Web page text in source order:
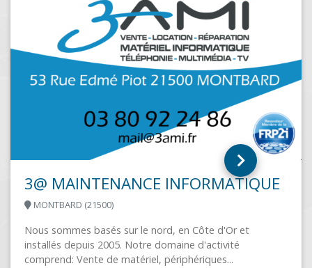
WEB’IN INFORMATIQUE
SOULTZ-SOUS-FORET (67250)
Web In Informatique est une société spécialisée dans la